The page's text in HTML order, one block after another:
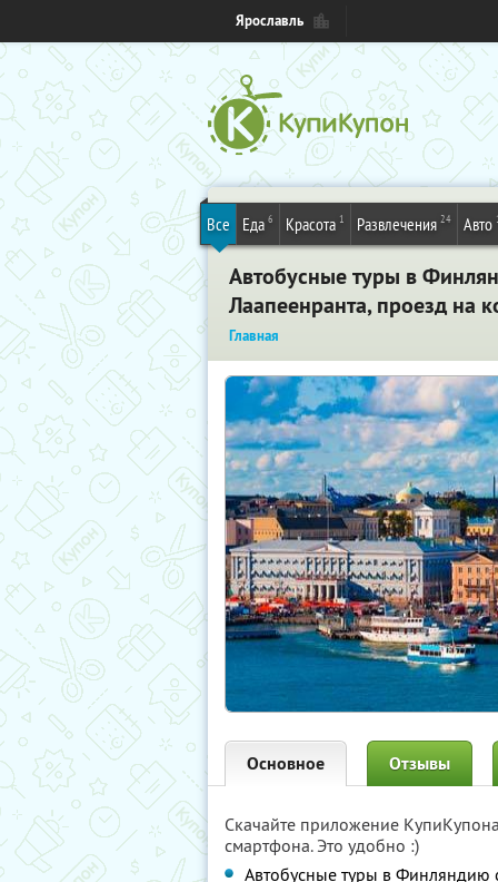
Ярославль
Все Еда 6 Красота 1 Развлечения 24 Авто
Автобусные туры в
Лаапеенранта, проезд на
Главная
Основное Отзывы
Скачайте приложение
смартфона. Это удобно :)
Автобусные туры в Финляндию